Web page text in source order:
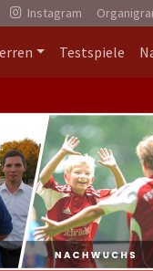
Instagram
Testspiele